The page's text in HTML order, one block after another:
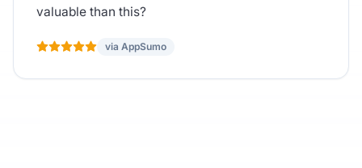
valuable than this?
via AppSumo